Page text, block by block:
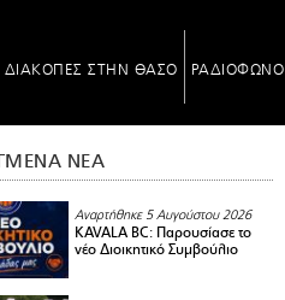
ΔΙΑΚΟΠΕΣ ΣΤΗΝ ΘΑΣΟ ΡΑΔΙΟΦΩΝΟ
ΝΕΑ
Αναρτήθηκε 5 Αυγούστου 2026
KAVALA BC: Παρουσίασε το
νέο Διοικητικό Συμβούλιο